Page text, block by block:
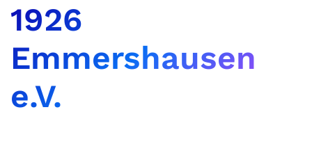
1926
Emmershausen
e.V.